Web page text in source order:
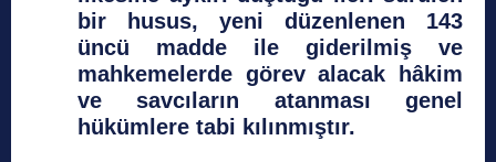
bir husus, yeni düzenlenen 143
üncü madde ile giderilmiş ve
mahkemelerde görev alacak hâkim
ve savcıların atanması genel
hükümlere tabi kılınmıştır.